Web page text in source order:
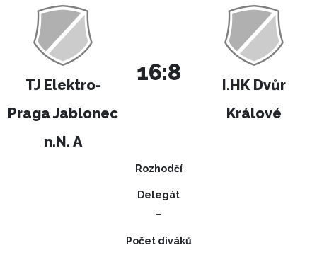
TJ Elektro-
Praga Jablonec
n.N. A
16:8
I.HK Dvůr
Králové
Rozhodčí
Delegát
–
Počet diváků